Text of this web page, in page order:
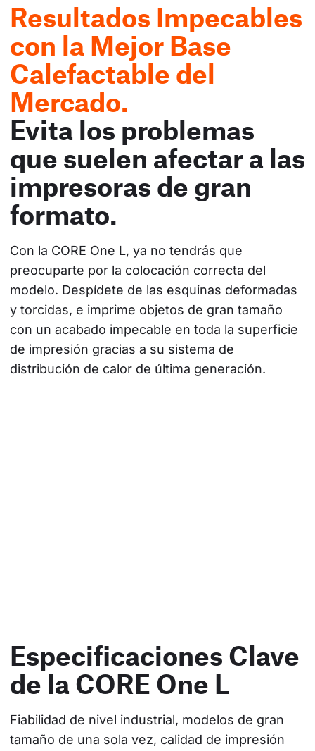
Resultados Impecables
con la Mejor Base
Calefactable del
Mercado.
Evita los problemas
que suelen afectar a las
impresoras de gran
formato.
Con la CORE One L, ya no tendrás que
preocuparte por la colocación correcta del
modelo. Despídete de las esquinas deformadas
y torcidas, e imprime objetos de gran tamaño
con un acabado impecable en toda la superficie
de impresión gracias a su sistema de
distribución de calor de última generación.
Especificaciones Clave
de la CORE One L
Fiabilidad de nivel industrial, modelos de gran
tamaño de una sola vez, calidad de impresión